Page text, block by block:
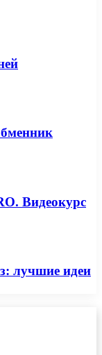
Видеокурс
лучшие идеи